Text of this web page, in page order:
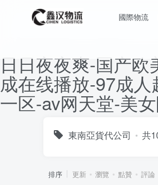
日日夜夜爽-国产
成在线播放-97成
一区-av网天堂-美
國際物流
東南亞貨代公司 共
排序 更新 瀏覽 點贊 評論